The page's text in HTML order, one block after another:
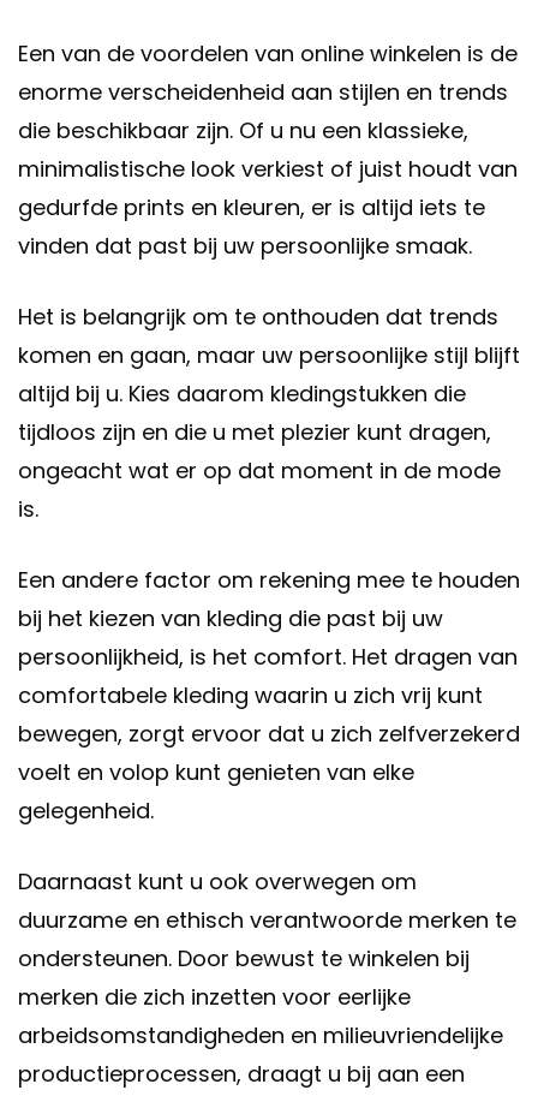
Een van de voordelen van online winkelen is de
enorme verscheidenheid aan stijlen en trends
die beschikbaar zijn. Of u nu een klassieke,
minimalistische look verkiest of juist houdt van
gedurfde prints en kleuren, er is altijd iets te
vinden dat past bij uw persoonlijke smaak.
Het is belangrijk om te onthouden dat trends
komen en gaan, maar uw persoonlijke stijl blijft
altijd bij u. Kies daarom kledingstukken die
tijdloos zijn en die u met plezier kunt dragen,
ongeacht wat er op dat moment in de mode
is.
Een andere factor om rekening mee te houden
bij het kiezen van kleding die past bij uw
persoonlijkheid, is het comfort. Het dragen van
comfortabele kleding waarin u zich vrij kunt
bewegen, zorgt ervoor dat u zich zelfverzekerd
voelt en volop kunt genieten van elke
gelegenheid.
Daarnaast kunt u ook overwegen om
duurzame en ethisch verantwoorde merken te
ondersteunen. Door bewust te winkelen bij
merken die zich inzetten voor eerlijke
arbeidsomstandigheden en milieuvriendelijke
productieprocessen, draagt u bij aan een